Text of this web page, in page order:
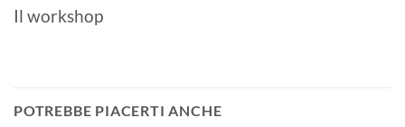
Il workshop
POTREBBE PIACERTI ANCHE